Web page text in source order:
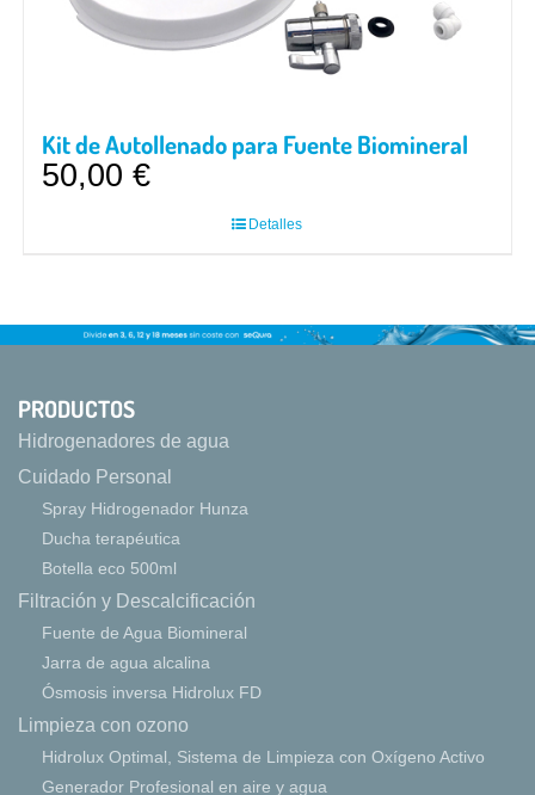
Kit de Autollenado para Fuente Biomineral
50,00 €
Detalles
PRODUCTOS
Hidrogenadores de agua
Cuidado Personal
Spray Hidrogenador Hunza
Ducha terapéutica
Botella eco 500ml
Filtración y Descalcificación
Fuente de Agua Biomineral
Jarra de agua alcalina
Ósmosis inversa Hidrolux FD
Limpieza con ozono
Hidrolux Optimal, Sistema de Limpieza con Oxígeno Activo
Generador Profesional en aire y agua